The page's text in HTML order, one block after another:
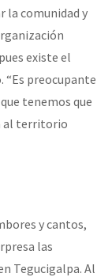
la comunidad y
existe el
“Es preocupante
tenemos que
al territorio
y cantos,
las
Tegucigalpa. Al